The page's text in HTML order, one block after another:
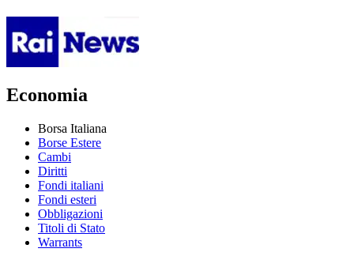
Economia
Borsa Italiana
Borse Estere
Cambi
Diritti
Fondi italiani
Fondi esteri
Obbligazioni
Titoli di Stato
Warrants